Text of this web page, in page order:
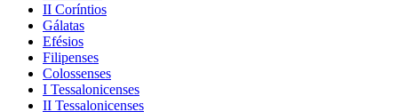
II Coríntios
Gálatas
Efésios
Filipenses
Colossenses
I Tessalonicenses
II Tessalonicenses